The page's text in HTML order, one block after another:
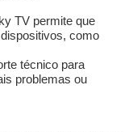
TV permite que
como
técnico para
problemas ou